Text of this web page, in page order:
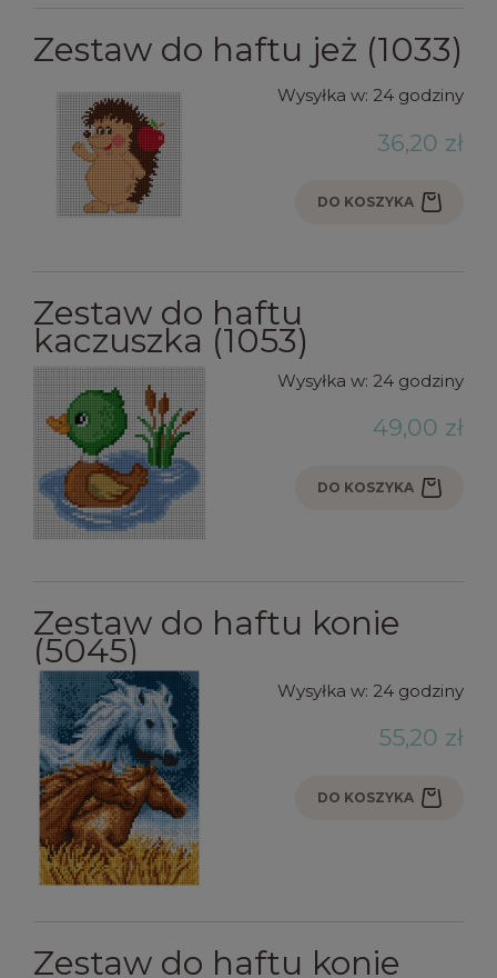
Zestaw do haftu jeż (1033)
Wysyłka w: 24 godziny
36,20 zł
DO KOSZYKA
Zestaw do haftu
kaczuszka (1053)
Wysyłka w: 24 godziny
49,00 zł
DO KOSZYKA
Zestaw do haftu konie
(5045)
Wysyłka w: 24 godziny
55,20 zł
DO KOSZYKA
Zestaw do haftu konie